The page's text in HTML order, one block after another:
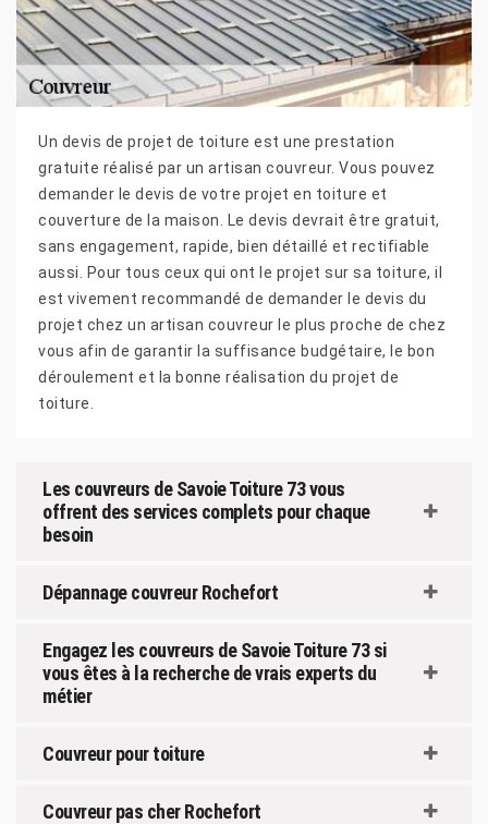
Un devis de projet de toiture est une prestation
gratuite réalisé par un artisan couvreur. Vous pouvez
demander le devis de votre projet en toiture et
couverture de la maison. Le devis devrait être gratuit,
sans engagement, rapide, bien détaillé et rectifiable
aussi. Pour tous ceux qui ont le projet sur sa toiture, il
est vivement recommandé de demander le devis du
projet chez un artisan couvreur le plus proche de chez
vous afin de garantir la suffisance budgétaire, le bon
déroulement et la bonne réalisation du projet de
toiture.
Les couvreurs de Savoie Toiture 73 vous
offrent des services complets pour chaque
besoin
Dépannage couvreur Rochefort
Engagez les couvreurs de Savoie Toiture 73 si
vous êtes à la recherche de vrais experts du
métier
Couvreur pour toiture
Couvreur pas cher Rochefort